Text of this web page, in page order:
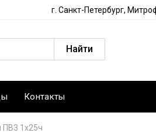
г. Санкт-Петербург,
Найти
Контакты
ПВ3 1х25ч